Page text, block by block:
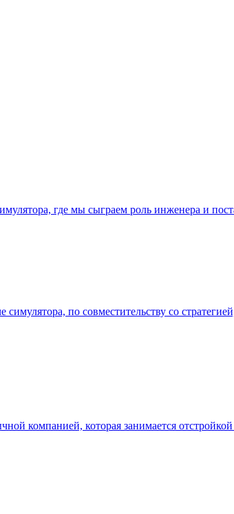
где мы сыграем роль инженера и
по совместительству со
компанией, которая занимается